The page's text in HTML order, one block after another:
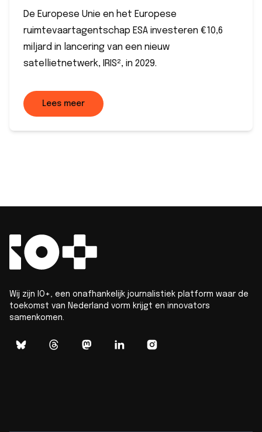
De Europese Unie en het Europese
ruimtevaartagentschap ESA investeren €10,6
miljard in lancering van een nieuw
satellietnetwerk, IRIS², in 2029.
Lees meer
Wij zijn IO+, een onafhankelijk journalistiek platform waar de
toekomst van Nederland vorm krijgt en innovators
samenkomen.